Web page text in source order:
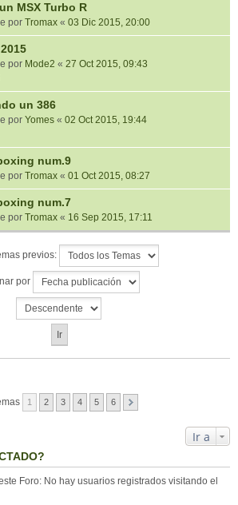
MSX Turbo R
por Tromax « 03 Dic 2015, 20:00
por Mode2 « 27 Oct 2015, 09:43
un 386
por Yomes « 02 Oct 2015, 19:44
num.9
por Tromax « 01 Oct 2015, 08:27
num.7
por Tromax « 16 Sep 2015, 17:11
previos:
por
1 2 3 4 5 6
Ir a
Foro: No hay usuarios registrados visitando el